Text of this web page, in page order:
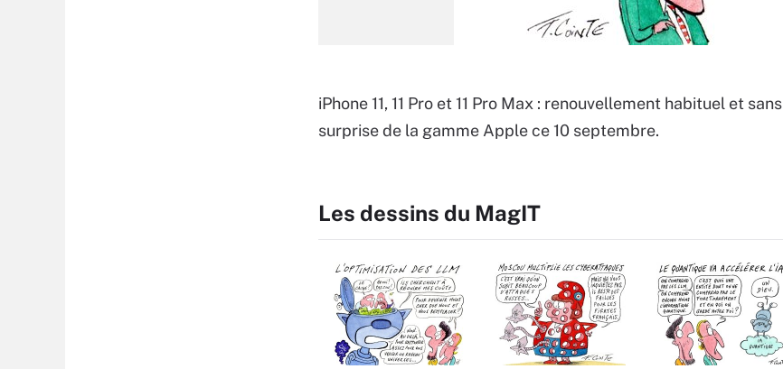
iPhone 11, 11 Pro et 11 Pro Max : renouvellement habituel et sans
surprise de la gamme Apple ce 10 septembre.
Les dessins du MagIT